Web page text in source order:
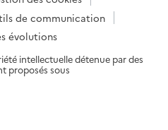
de communication
évolutions
intellectuelle détenue par des
proposés sous